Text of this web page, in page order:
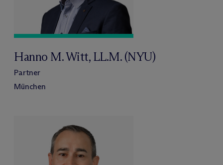
Hanno M. Witt, LL.M. (NYU)
Partner
München